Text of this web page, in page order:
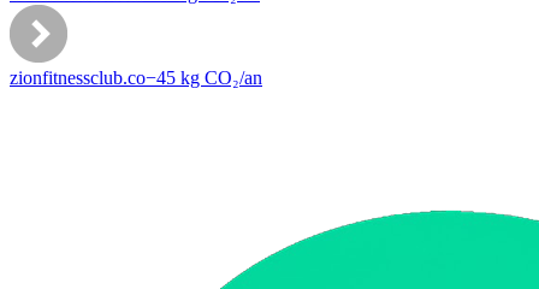
zionfitnessclub.co−45 kg CO₂/an